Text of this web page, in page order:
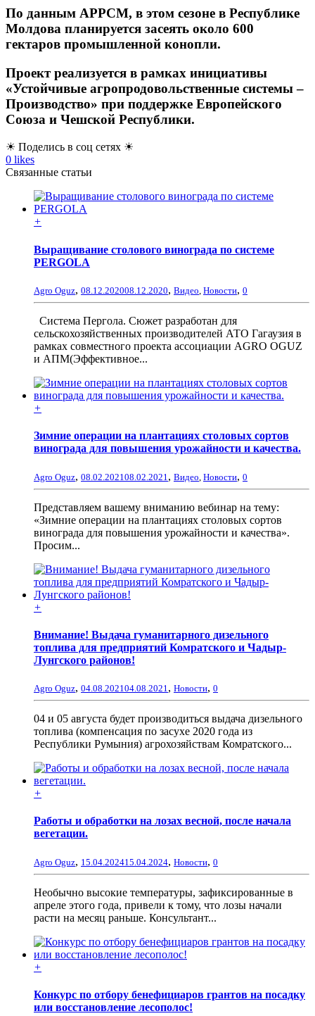
По данным APPCM, в этом сезоне в Республике
Молдова планируется засеять около 600
гектаров промышленной конопли.
Проект реализуется в рамках инициативы
«Устойчивые агропродовольственные системы –
Производство» при поддержке Европейского
Союза и Чешской Республики.
☀ Поделись в соц сетях ☀
0 likes
Связанные статьи
+
Выращивание столового винограда по системе
PERGOLA
Agro Oguz, 08.12.202008.12.2020, Видео Новости, 0
Система Пергола. Сюжет разработан для
сельскохозяйственных производителей АТО Гагаузия в
рамках совместного проекта ассоциации AGRO OGUZ
и АПМ(Эффективное...
+
Зимние операции на плантациях столовых сортов
винограда для повышения урожайности и качества.
Agro Oguz, 08.02.2021 08.02.2021 , Видео Новости, 0
Представляем вашему вниманию вебинар на тему:
«Зимние операции на плантациях столовых сортов
винограда для повышения урожайности и качества».
Просим...
+
Внимание! Выдача гуманитарного дизельного
топлива для предприятий Комратского и Чадыр-
Лунгского районов!
Agro Oguz, 04.08.202104.08.2021, Новости, 0
04 и 05 августа будет производиться выдача дизельного
топлива (компенсация по засухе 2020 года из
Республики Румыния) агрохозяйствам Комратского...
+
Работы и обработки на лозах весной, после начала
вегетации.
Agro Oguz, 15.04.202415.04.2024, Новости, 0
Необычно высокие температуры, зафиксированные в
апреле этого года, привели к тому, что лозы начали
расти на месяц раньше. Консультант...
+
Конкурс по отбору бенефициаров грантов на посадку
или восстановление лесополос!